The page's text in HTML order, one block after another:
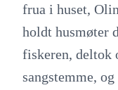
frua i huset,
holdt husmøter
fiskeren, deltok
sangstemme,